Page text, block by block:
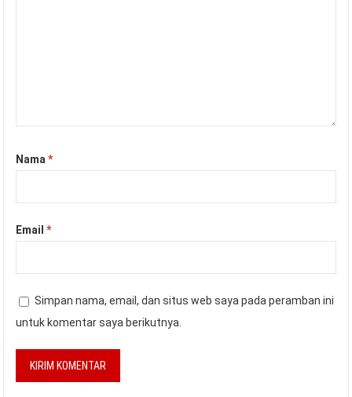
Nama*
Email*
Simpan nama, email, dan situs web saya pada peramban ini
untuk komentar saya berikutnya.